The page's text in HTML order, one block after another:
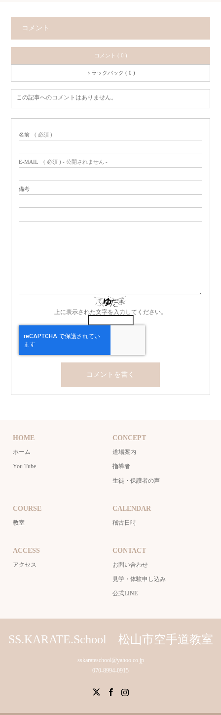
コメント
コメント ( 0 )
トラックバック ( 0 )
この記事へのコメントはありません。
名前 ( 必須 )
E-MAIL ( 必須 ) - 公開されません -
備考
上に表示された文字を入力してください。
HOME
ホーム
You Tube
CONCEPT
道場案内
指導者
生徒・保護者の声
COURSE
教室
CALENDAR
稽古日時
ACCESS
アクセス
CONTACT
お問い合わせ
見学・体験申し込み
公式LINE
SS.KARATE.School 松山市空手道教室
sskarateschool@yahoo.co.jp
070-8994-0915